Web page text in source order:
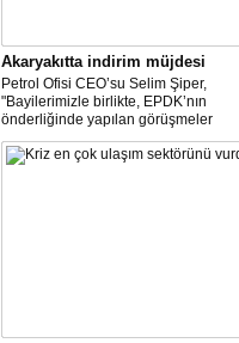
Akaryakıtta indirim müjdesi
Petrol Ofisi CEO’su Selim Şiper,
"Bayilerimizle birlikte, EPDK’nın
önderliğinde yapılan görüşmeler
sonucunda, dağıtım masraf
paylarımızdan fedakârlık ederek